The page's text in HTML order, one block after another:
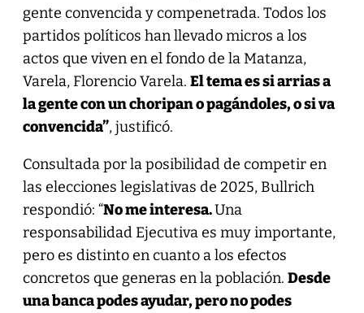
gente convencida y compenetrada. Todos los
partidos políticos han llevado micros a los
actos que viven en el fondo de la Matanza,
Varela, Florencio Varela. El tema es si arrias a
la gente con un choripan o pagándoles, o si va
convencida”, justificó.
Consultada por la posibilidad de competir en
las elecciones legislativas de 2025, Bullrich
respondió: “No me interesa.Una
responsabilidad Ejecutiva es muy importante,
pero es distinto en cuanto a los efectos
concretos que generas en la población. Desde
una banca podes ayudar, pero no podes